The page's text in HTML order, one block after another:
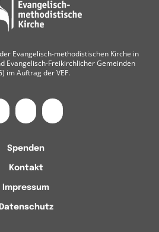
Evangelisch-methodistischen Kirche in
Evangelisch-Freikirchlicher Gemeinden
im Auftrag der VEF.
Spenden
Kontakt
Impressum
Datenschutz